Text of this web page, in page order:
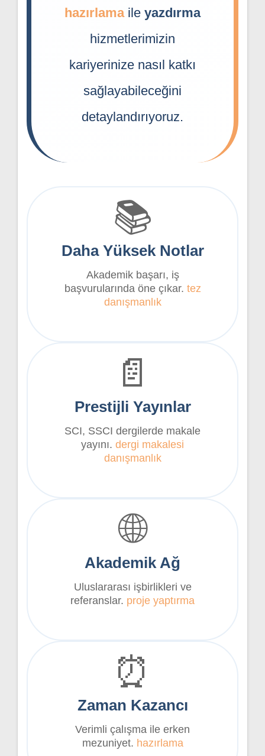
hazırlamaile yazdırma
hizmetlerimizin
kariyerinize nasıl katkı
sağlayabileceğini
detaylandırıyoruz.
📚
Daha Yüksek Notlar
Akademik başarı, iş
başvurularında öne çıkar. tez
danışmanlık
📄
Prestijli Yayınlar
SCI, SSCI dergilerde makale
yayını. dergi makalesi
danışmanlık
🌐
Akademik Ağ
Uluslararası işbirlikleri ve
referanslar. proje yaptırma
⏰
Zaman Kazancı
Verimli çalışma ile erken
mezuniyet. hazırlama